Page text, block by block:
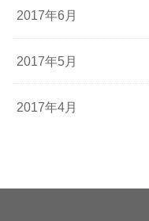
2017年6月
2017年5月
2017年4月